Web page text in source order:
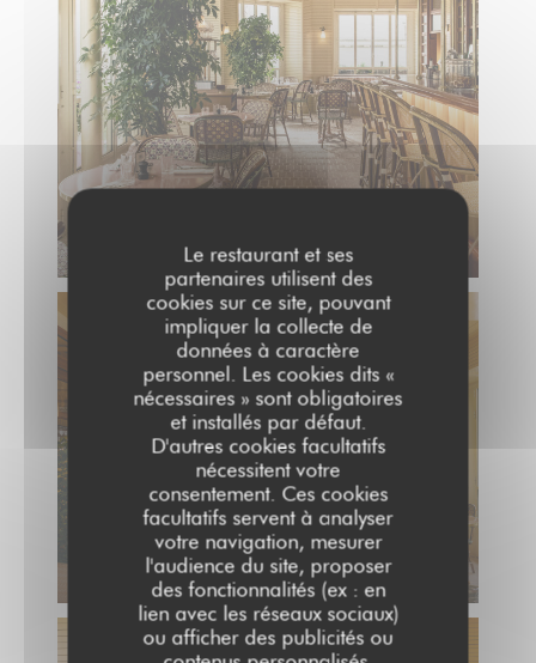
Le restaurant et ses
partenaires utilisent des
cookies sur ce site, pouvant
impliquer la collecte de
données à caractère
personnel. Les cookies dits «
nécessaires » sont obligatoires
et installés par défaut.
D'autres cookies facultatifs
nécessitent votre
consentement. Ces cookies
facultatifs servent à analyser
votre navigation, mesurer
l'audience du site, proposer
des fonctionnalités (ex : en
lien avec les réseaux sociaux)
ou afficher des publicités ou